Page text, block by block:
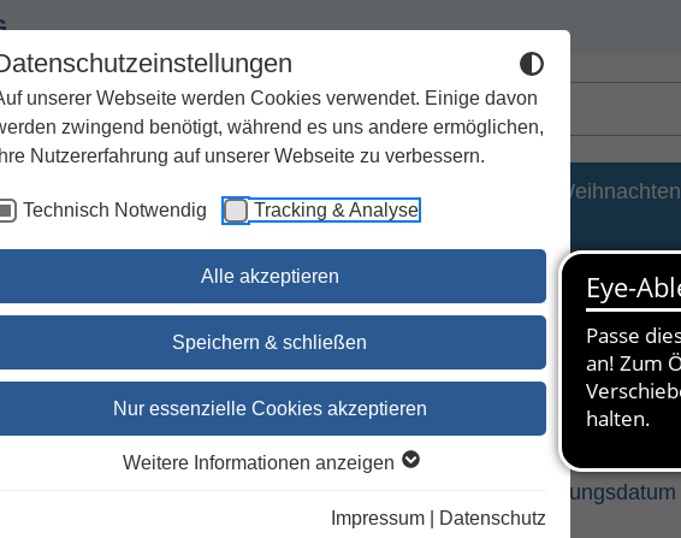
unserer Webseite werden Cookies verwendet. Einige davon
zwingend benötigt, während es uns andere ermöglichen,
Ihre Nutzererfahrung auf unserer Webseite zu verbessern.
Technisch Notwendig Tracking & Analyse
Alle akzeptieren
Speichern & schließen
Nur essenzielle Cookies akzeptieren
Weitere Informationen anzeigen
Impressum Datenschutz
Geschenke Kirchenjahr / Lebensweg Weihnachten
nach: Erscheinungsdatum